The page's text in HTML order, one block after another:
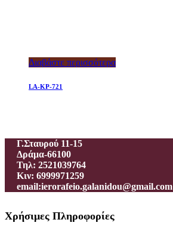
Διαβάστε περισσότερα
LA-KP-721
Γ.Σταυρού 11-15
Δράμα-66100
Τηλ: 2521039764
Κιν: 6999971259
email:ierorafeio.galanidou@gmail.com
Χρήσιμες Πληροφορίες